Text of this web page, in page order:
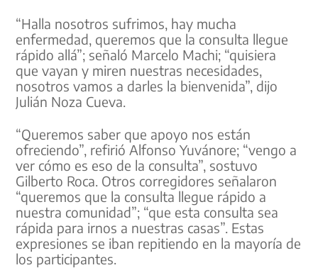
“Halla nosotros sufrimos, hay mucha
enfermedad, queremos que la consulta llegue
rápido allá”; señaló Marcelo Machi; “quisiera
que vayan y miren nuestras necesidades,
nosotros vamos a darles la bienvenida”, dijo
Julián Noza Cueva.
“Queremos saber que apoyo nos están
ofreciendo”, refirió Alfonso Yuvánore; “vengo a
ver cómo es eso de la consulta”, sostuvo
Gilberto Roca. Otros corregidores señalaron
“queremos que la consulta llegue rápido a
nuestra comunidad”; “que esta consulta sea
rápida para irnos a nuestras casas”. Estas
expresiones se iban repitiendo en la mayoría de
los participantes.